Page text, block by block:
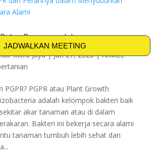
JADWALKAN MEETING
dan Perannya dalam
Tanaman Secara Alami
Mitra Jaya|Jan 27, 2026|Artikel,
PGPR? PGPR atau Plant Growth
adalah kelompok bakteri baik
akar tanaman atau di dalam
Bakteri ini bekerja secara alami
tanaman tumbuh lebih sehat dan